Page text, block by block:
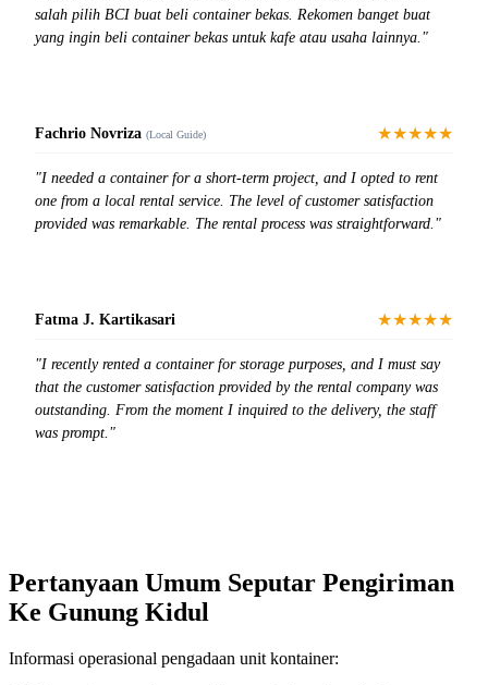
salah pilih BCI buat beli container bekas. Rekomen banget buat
yang ingin beli container bekas untuk kafe atau usaha lainnya."
Fachrio Novriza (Local Guide) ★★★★★
"I needed a container for a short-term project, and I opted to rent
one from a local rental service. The level of customer satisfaction
provided was remarkable. The rental process was straightforward."
Fatma J. Kartikasari ★★★★★
"I recently rented a container for storage purposes, and I must say
that the customer satisfaction provided by the rental company was
outstanding. From the moment I inquired to the delivery, the staff
was prompt."
Pertanyaan Umum Seputar Pengiriman
Ke Gunung Kidul
Informasi operasional pengadaan unit kontainer: